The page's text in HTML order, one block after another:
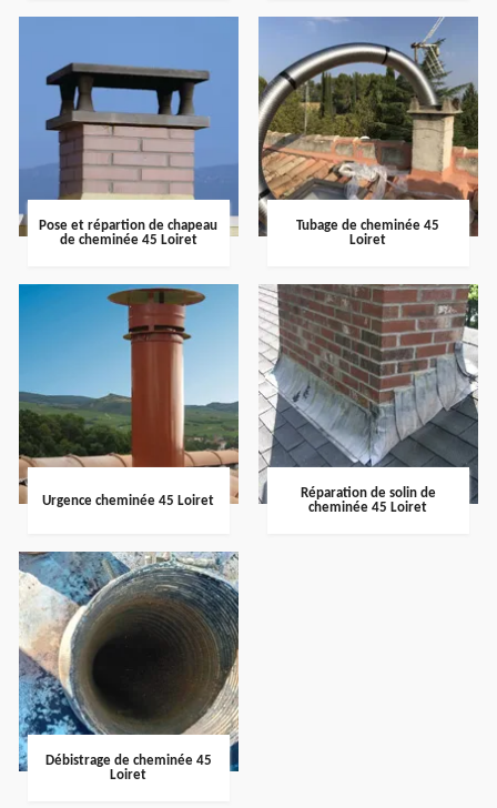
Pose et répartion de chapeau
de cheminée 45 Loiret
Tubage de cheminée 45
Loiret
Urgence cheminée 45 Loiret
Réparation de solin de
cheminée 45 Loiret
Débistrage de cheminée 45
Loiret